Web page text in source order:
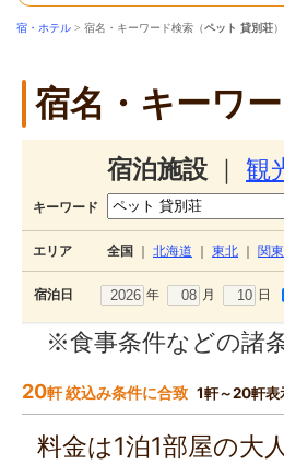
宿・ホテル > 宿名・キーワード検索（ペット 貸別荘）
宿名・キーワ
宿泊施設 観
キーワード
エリア 全国 北海道 東北 関
宿泊日 年 月 日
※食事条件などの諸
20軒 絞込み条件に合致 1軒～20軒表
料金は1泊1部屋の大